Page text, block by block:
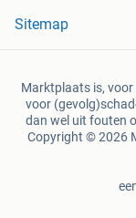
Sitemap
Marktplaats is,
voor
dan wel uit fouten
Copyright © 2026